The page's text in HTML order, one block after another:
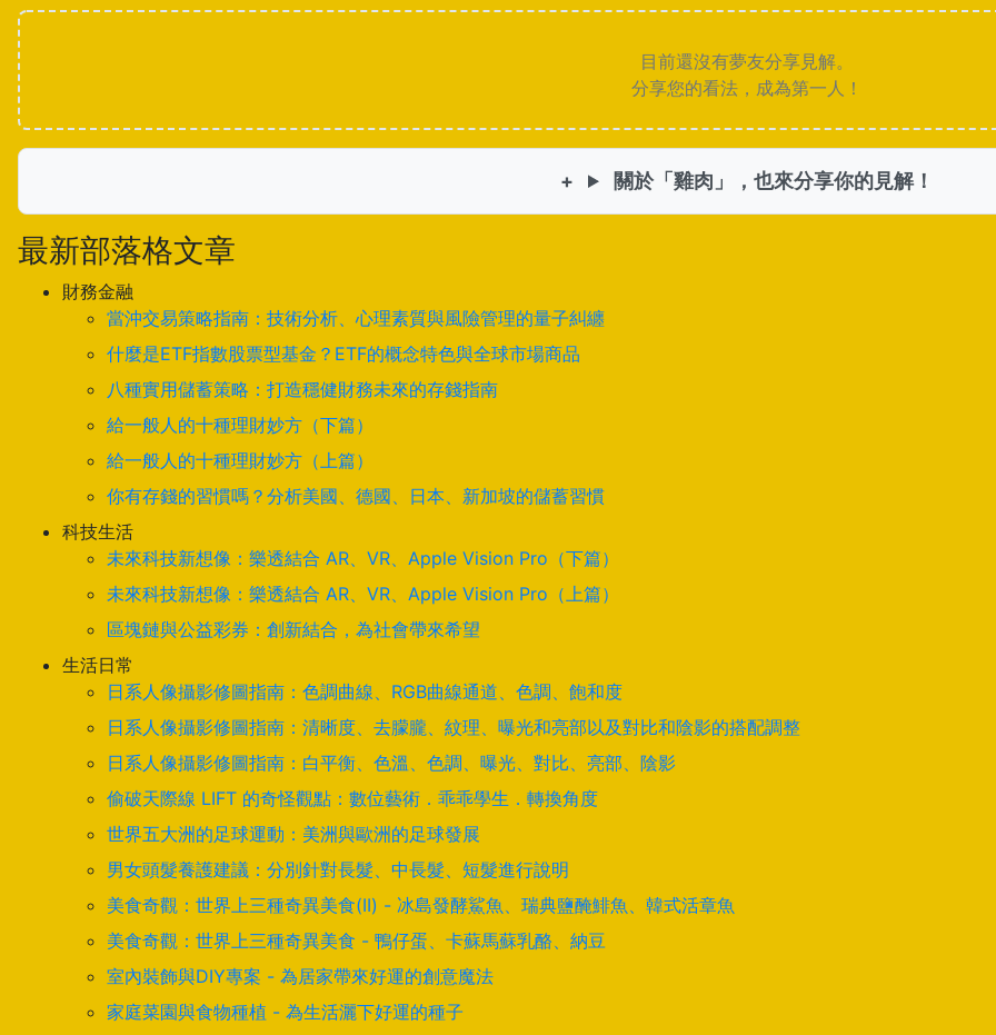
目前還沒有夢友分享見解。
分享您的看法，成為第一人！
關於「雞肉」，也來分享你的見解！
最新部落格文章
財務金融
當沖交易策略指南：技術分析、心理素質與風險管理的量子糾纏
什麼是ETF指數股票型基金？ETF的概念特色與全球市場商品
八種實用儲蓄策略：打造穩健財務未來的存錢指南
給一般人的十種理財妙方（下篇）
給一般人的十種理財妙方（上篇）
你有存錢的習慣嗎？分析美國、德國、日本、新加坡的儲蓄習慣
科技生活
未來科技新想像：樂透結合 AR、VR、Apple Vision Pro（下篇）
未來科技新想像：樂透結合 AR、VR、Apple Vision Pro（上篇）
區塊鏈與公益彩券：創新結合，為社會帶來希望
生活日常
日系人像攝影修圖指南：色調曲線、RGB曲線通道、色調、飽和度
日系人像攝影修圖指南：清晰度、去朦朧、紋理、曝光和亮部以及對比和陰影的搭配調整
日系人像攝影修圖指南：白平衡、色溫、色調、曝光、對比、亮部、陰影
偷破天際線 LIFT 的奇怪觀點：數位藝術．乖乖學生．轉換角度
世界五大洲的足球運動：美洲與歐洲的足球發展
男女頭髮養護建議：分別針對長髮、中長髮、短髮進行說明
美食奇觀：世界上三種奇異美食(II) - 冰島發酵鯊魚、瑞典鹽醃鯡魚、韓式活章魚
美食奇觀：世界上三種奇異美食 - 鴨仔蛋、卡蘇馬蘇乳酪、納豆
室內裝飾與DIY專案 - 為居家帶來好運的創意魔法
家庭菜園與食物種植 - 為生活灑下好運的種子